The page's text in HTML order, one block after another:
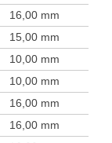
16,00 mm
15,00 mm
10,00 mm
10,00 mm
16,00 mm
16,00 mm